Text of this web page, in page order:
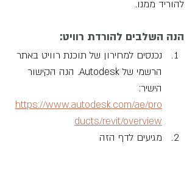
להוריד ממנו.
הנה השלבים להורדת רוויט:
נכנסים למחירון של תוכנת רוויט באתר
הרשמי של Autodesk. הנה הקישור
הישיר:
https://www.autodesk.com/ae/pro
ducts/revit/overview
מגיעים לדף הזה